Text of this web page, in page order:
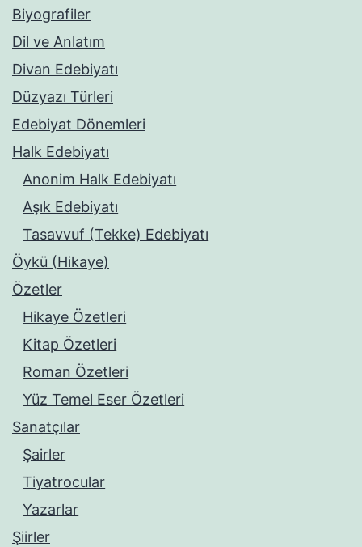
Biyografiler
Dil ve Anlatım
Divan Edebiyatı
Düzyazı Türleri
Edebiyat Dönemleri
Halk Edebiyatı
Anonim Halk Edebiyatı
Aşık Edebiyatı
Tasavvuf (Tekke) Edebiyatı
Öykü (Hikaye)
Özetler
Hikaye Özetleri
Kitap Özetleri
Roman Özetleri
Yüz Temel Eser Özetleri
Sanatçılar
Şairler
Tiyatrocular
Yazarlar
Şiirler